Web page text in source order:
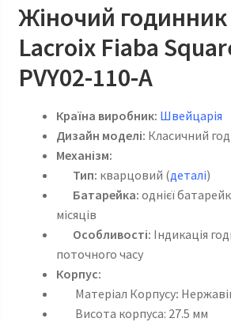
Жіночий
Lacroix Fiaba
PVY02-110-A
Країна виробник: Швейцарія
Дизайн моделі: Класичний
Механізм:
Тип: кварцовий (деталі)
Батарейка: однієї
місяців
Особливості: Індикація
поточного часу
Корпус:
Матеріал Корпусу:
Висота корпуса: 27.5 мм